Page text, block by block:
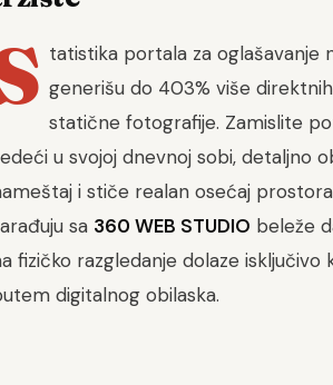
tatistika portala za oglašavanje
generišu do 403% više
statične fotografije. Zamislite
u svojoj dnevnoj sobi, detaljno
i stiče realan osećaj
sa 360 WEB STUDIO beleže
fizičko razgledanje dolaze
digitalnog obilaska.